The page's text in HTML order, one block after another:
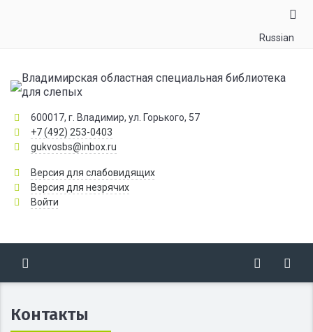
Russian
Владимирская областная специальная библиотека
для слепых
600017, г. Владимир, ул. Горького, 57
+7 (492) 253-0403
gukvosbs@inbox.ru
Версия для слабовидящих
Версия для незрячих
Войти
Контакты